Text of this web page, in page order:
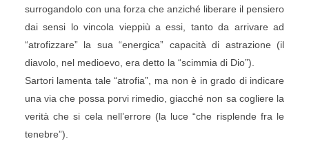
surrogandolo con una forza che anziché liberare il pensiero
dai sensi lo vincola vieppiù a essi, tanto da arrivare ad
“atrofizzare” la sua “energica” capacità di astrazione (il
diavolo, nel medioevo, era detto la “scimmia di Dio”).
Sartori lamenta tale “atrofia”, ma non è in grado di indicare
una via che possa porvi rimedio, giacché non sa cogliere la
verità che si cela nell’errore (la luce “che risplende fra le
tenebre”).